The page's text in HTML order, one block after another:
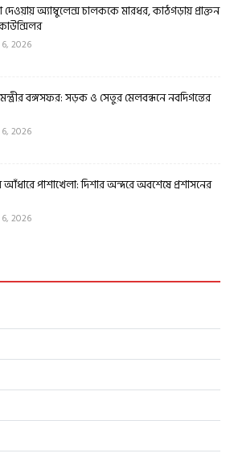
দেওয়ায় অ্যাম্বুলেন্স চালককে মারধর, কাঠগড়ায় প্রাক্তন
2026
মন্ত্রীর বঙ্গসফর: সড়ক ও সেতুর মেলবন্ধনে নবদিগন্তের
2026
আঁধারে পাশাখেলা: দিশার অন্দরে অবশেষে প্রশাসনের
2026